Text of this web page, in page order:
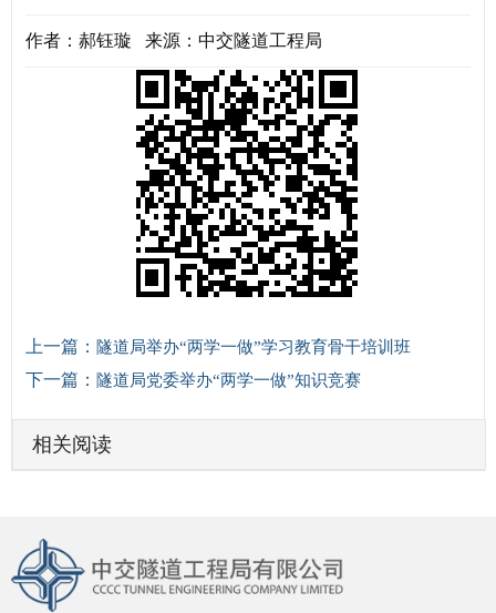
作者：郝钰璇 来源：中交隧道工程局
上一篇： 隧道局举办“两学一做”学习教育骨干培训班
下一篇： 隧道局党委举办“两学一做”知识竞赛
相关阅读